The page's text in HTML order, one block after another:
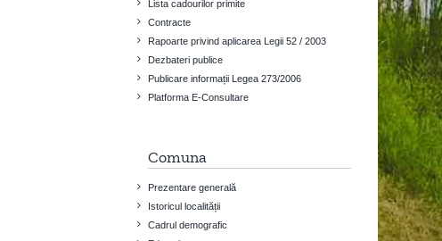
Lista cadourilor primite
Contracte
Rapoarte privind aplicarea Legii 52 / 2003
Dezbateri publice
Publicare informații Legea 273/2006
Platforma E-Consultare
Comuna
Prezentare generală
Istoricul localității
Cadrul demografic